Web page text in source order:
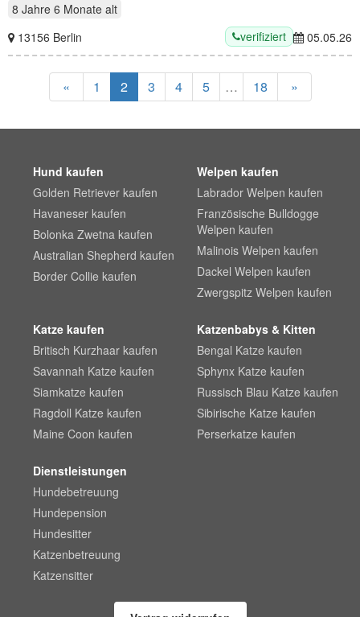
8 Jahre 6 Monate alt
13156 Berlin
verifiziert 05.05.26
« 1 2 3 4 5 … 18 »
Hund kaufen
Golden Retriever kaufen
Havaneser kaufen
Bolonka Zwetna kaufen
Australian Shepherd kaufen
Border Collie kaufen
Welpen kaufen
Labrador Welpen kaufen
Französische Bulldogge
Welpen kaufen
Malinois Welpen kaufen
Dackel Welpen kaufen
Zwergspitz Welpen kaufen
Katze kaufen
Britisch Kurzhaar kaufen
Savannah Katze kaufen
Siamkatze kaufen
Ragdoll Katze kaufen
Maine Coon kaufen
Katzenbabys & Kitten
Bengal Katze kaufen
Sphynx Katze kaufen
Russisch Blau Katze kaufen
Sibirische Katze kaufen
Perserkatze kaufen
Dienstleistungen
Hundebetreuung
Hundepension
Hundesitter
Katzenbetreuung
Katzensitter